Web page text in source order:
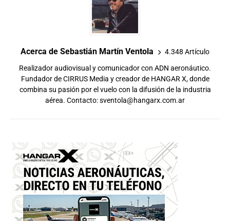
Acerca de Sebastián Martín Ventola 4.348 Artículo
Realizador audiovisual y comunicador con ADN aeronáutico.
Fundador de CIRRUS Media y creador de HANGAR X, donde
combina su pasión por el vuelo con la difusión de la industria
aérea. Contacto:sventola@hangarx.com.ar